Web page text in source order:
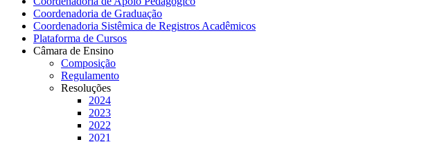
Coordenadoria de Graduação
Coordenadoria Sistêmica de Registros Acadêmicos
Plataforma de Cursos
Câmara de Ensino
Composição
Regulamento
Resoluções
2024
2023
2022
2021